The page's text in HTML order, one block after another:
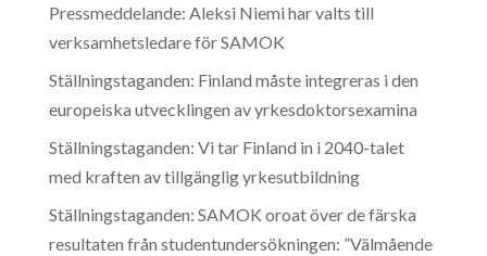
Pressmeddelande: Aleksi Niemi har valts till
verksamhetsledare för SAMOK
Ställningstaganden: Finland måste integreras i den
europeiska utvecklingen av yrkesdoktorsexamina
Ställningstaganden: Vi tar Finland in i 2040-talet
med kraften av tillgänglig yrkesutbildning
Ställningstaganden: SAMOK oroat över de färska
resultaten från studentundersökningen: ”Välmående